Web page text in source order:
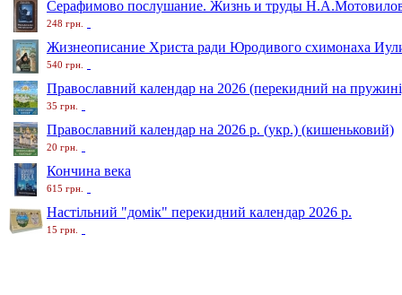
Серафимово послушание. Жизнь и труды
248 грн.
Жизнеописание Христа ради Юродивого схимонаха
540 грн.
Православний календар на 2026 (перекидний на
35 грн.
Православний календар на 2026 р. (укр.) (кишеньковий)
20 грн.
Кончина века
615 грн.
Настільний "домік" перекидний календар 2026 р.
15 грн.